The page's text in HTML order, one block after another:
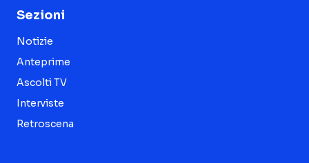
Sezioni
Notizie
Anteprime
Ascolti TV
Interviste
Retroscena